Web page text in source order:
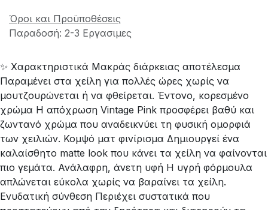
Όροι και Προϋποθέσεις
Παραδοσή: 2-3 Εργασιμες
✨ Χαρακτηριστικά Μακράς διάρκειας αποτέλεσμα
Παραμένει στα χείλη για πολλές ώρες χωρίς να
μουτζουρώνεται ή να φθείρεται. Έντονο, κορεσμένο
χρώμα Η απόχρωση Vintage Pink προσφέρει βαθύ και
ζωντανό χρώμα που αναδεικνύει τη φυσική ομορφιά
των χειλιών. Κομψό ματ φινίρισμα Δημιουργεί ένα
καλαίσθητο matte look που κάνει τα χείλη να φαίνονται
πιο γεμάτα. Ανάλαφρη, άνετη υφή Η υγρή φόρμουλα
απλώνεται εύκολα χωρίς να βαραίνει τα χείλη.
Ενυδατική σύνθεση Περιέχει συστατικά που